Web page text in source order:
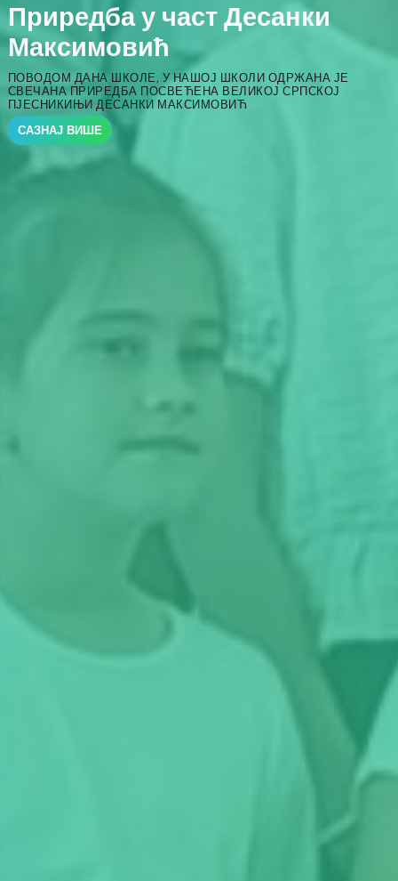
Приредба у част Десанки
Максимовић
ПОВОДОМ ДАНА ШКОЛЕ, У НАШОЈ ШКОЛИ ОДРЖАНА ЈЕ
СВЕЧАНА ПРИРЕДБА ПОСВЕЋЕНА ВЕЛИКОЈ СРПСКОЈ
ПЈЕСНИКИЊИ ДЕСАНКИ МАКСИМОВИЋ
САЗНАЈ ВИШЕ